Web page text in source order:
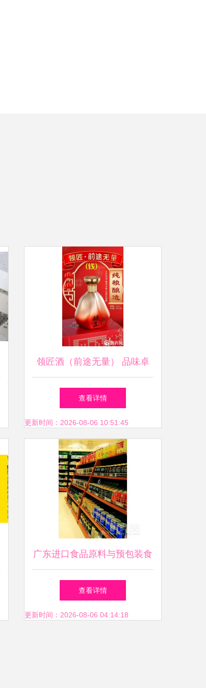
领匠酒（前途无量） 品味卓
越，前途璀璨
查看详情
更新时间：2026-08-06 10:51:45
广东进口食品原料与预包装食
品报关全流程解析
查看详情
更新时间：2026-08-06 04:14:18